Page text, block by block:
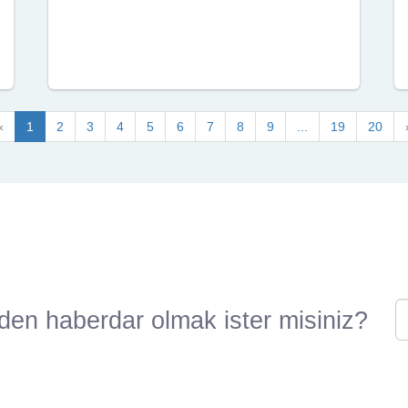
1 2 3 4 5 6 7 8 9 ... 19 20
haberdar olmak ister misiniz?